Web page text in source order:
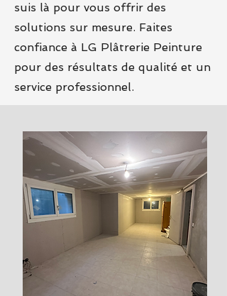
suis là pour vous offrir des
solutions sur mesure. Faites
confiance à LG Plâtrerie Peinture
pour des résultats de qualité et un
service professionnel.